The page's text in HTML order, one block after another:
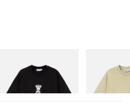
Vexed Tee
立刻购入
Terrain Tee
立刻购入